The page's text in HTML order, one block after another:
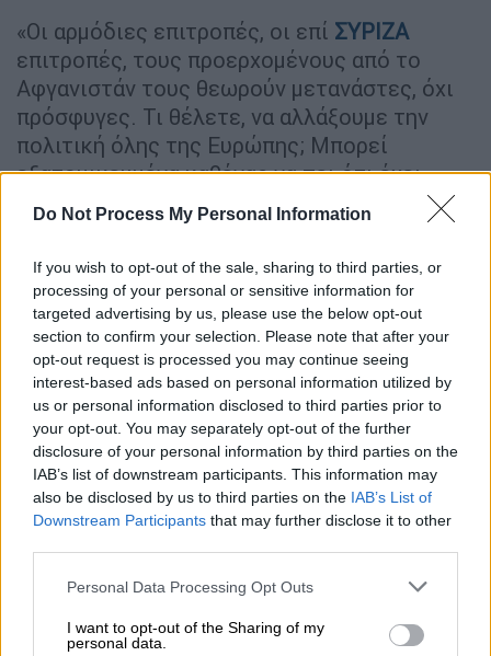
Do Not Process My Personal Information
If you wish to opt-out of the sale, sharing to third parties, or
processing of your personal or sensitive information for
targeted advertising by us, please use the below opt-out
section to confirm your selection. Please note that after your
opt-out request is processed you may continue seeing
interest-based ads based on personal information utilized by
us or personal information disclosed to third parties prior to
your opt-out. You may separately opt-out of the further
disclosure of your personal information by third parties on the
IAB’s list of downstream participants. This information may
also be disclosed by us to third parties on the IAB’s List of
Downstream Participants that may further disclose it to other
Please note that this website/app uses one or more Google
not limited to your visit or usage behaviour. You may click to
grant or deny consent to Google and its third-party tags to
Personal Data Processing Opt Outs
I want to opt-out of the Sharing of my
personal data.
«Οι αρμόδιες επιτροπές, οι επί ΣΥΡΙΖΑ
επιτροπές, τους προερχομένους από το
Αφγανιστάν τους θεωρούν μετανάστες, όχι
πρόσφυγες. Τι θέλετε, να αλλάξουμε την
πολιτική όλης της Ευρώπης; Μπορεί
εξατομικευμένα καθένας να πει ότι έχει
ειδικό λόγο» είπε ακόμη.
λαθρομετανάστης
Ακόμη πρόσθεσε πως «δεν έπαψα να
χρησιμοποιώ τον όρολαθρομετανάστης
όρος λαθρομετανάστης δεν είναι μειωτικός,
εκτός αν είναι μειωτικός ο όρος
λαθραναγνώστης, ο όρος λαθρέμπορος, ο
όρος λαθροθήρας κ.λp. Έχω σπουδάσει την
ελληνική γλώσσα στο Πανεπιστήμιο Αθηνών
και δεν θα βάλω την κάθε εισαγγελέα να μου
κρίνει τα ελληνικά μου. Στην ελληνική
γλώσσα ο όρος λάθρα σημαίνει κρυφά,